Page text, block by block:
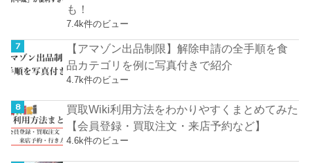
も！
7.4k件のビュー
【アマゾン出品制限】解除申請の全手順を食
品カテゴリを例に写真付きで紹介
4.7k件のビュー
買取Wiki利用方法をわかりやすくまとめてみた
【会員登録・買取注文・来店予約など】
4.6k件のビュー